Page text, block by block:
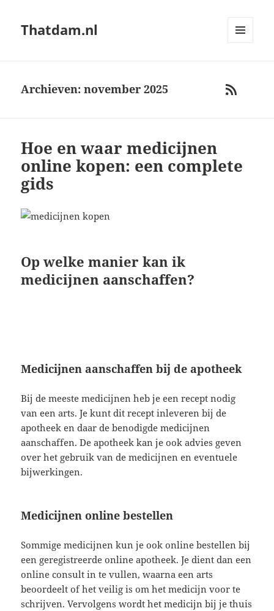
Thatdam.nl
RSS
Archieven: november 2025
Hoe en waar medicijnen
online kopen: een complete
gids
Op welke manier kan ik
medicijnen aanschaffen?
Medicijnen aanschaffen bij de apotheek
Bij de meeste medicijnen heb je een recept nodig
van een arts. Je kunt dit recept inleveren bij de
apotheek en daar de benodigde medicijnen
aanschaffen. De apotheek kan je ook advies geven
over het gebruik van de medicijnen en eventuele
bijwerkingen.
Medicijnen online bestellen
Sommige medicijnen kun je ook online bestellen bij
een geregistreerde online apotheek. Je dient dan een
online consult in te vullen, waarna een arts
beoordeelt of het veilig is om het medicijn voor te
schrijven. Vervolgens wordt het medicijn bij je thuis